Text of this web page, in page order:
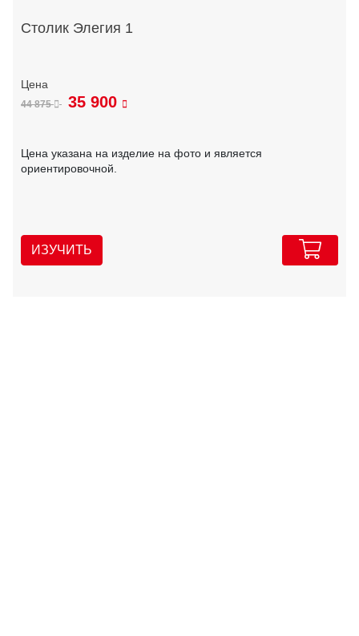
Столик Элегия 1
44 875 35 900
Цена указана на изделие на фото и является
ориентировочной.
ИЗУЧИТЬ